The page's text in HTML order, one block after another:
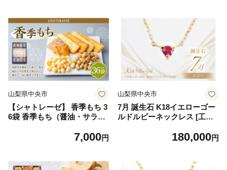
山梨県中央市
【シャトレーゼ】 香季もち 3
6袋 香季もち（醤油・サラ
油・梅） 国産米 おかき7,000円
山梨県中央市
7月 誕生石 K18イエローゴー
ルドルビーネックレス [工房
0833] アクセサリー ジュエリ
180,000円